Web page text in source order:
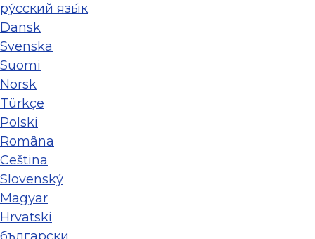
ру́сский язы́к
Dansk
Svenska
Suomi
Norsk
Türkçe
Polski
Româna
Ceština
Slovenský
Magyar
Hrvatski